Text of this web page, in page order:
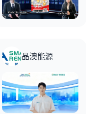
晶澳能源